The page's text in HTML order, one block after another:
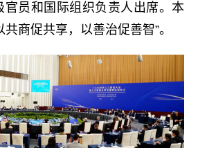
官员和国际组织负责人出席。本
商促共享，以善治促善智”。